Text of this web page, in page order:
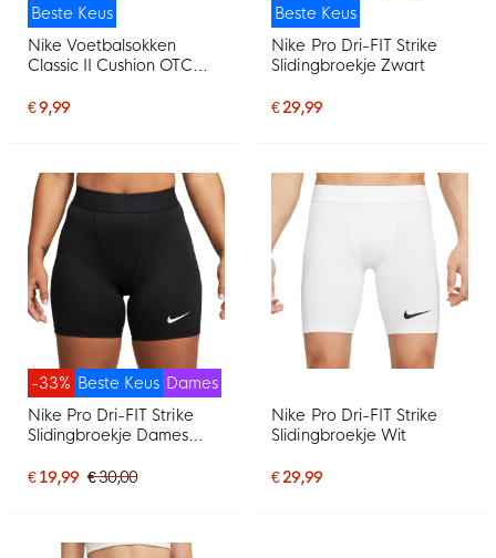
Beste Keus
Nike Voetbalsokken
Classic II Cushion OTC
€ 9,99
Beste Keus
Nike Pro Dri-FIT Strike
Slidingbroekje Zwart
€ 29,99
Beste Keus
-33%
Dames
Nike Pro Dri-FIT Strike
Slidingbroekje Dames
€ 19,99 € 30,00
Nike Pro Dri-FIT Strike
Slidingbroekje Wit
€ 29,99